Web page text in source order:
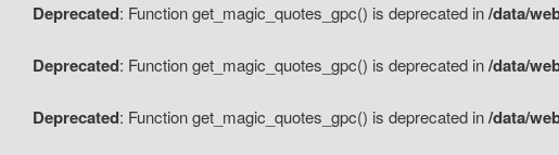
Deprecated: Function get_magic_quotes_gpc() is deprecated in/data/
Deprecated: Function get_magic_quotes_gpc() is deprecated in/data/
Deprecated: Function get_magic_quotes_gpc() is deprecated in/data/